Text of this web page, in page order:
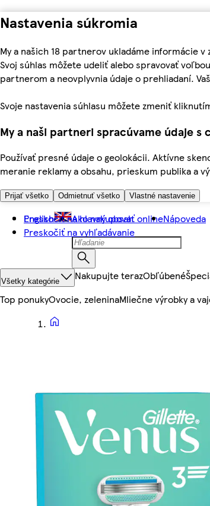
Nastavenia súkromia
My a našich 18 partnerov ukladáme informácie
Svoj súhlas môžete udeliť alebo spravovať
partnerom a neovplyvnia údaje o prehliadaní.
Svoje nastavenia súhlasu môžete zmeniť
My a naši partneri spracúvame údaje s
Používať presné údaje o geolokácii. Aktívne
meranie reklamy a obsahu, prieskum publika a
Prijať všetko Odmietnuť všetko Vlastné nastavenie
Preskočiť na hlavný obsah
Preskočiť na vyhľadávanie
English Ako nakupovať onlineNápoveda
Všetky kategórie Nakupujte terazObľúbené
Top ponukyOvocie, zeleninaMliečne výrobky a